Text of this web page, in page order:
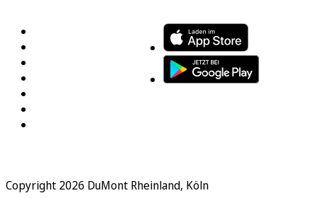
Copyright 2026 DuMont Rheinland, Köln